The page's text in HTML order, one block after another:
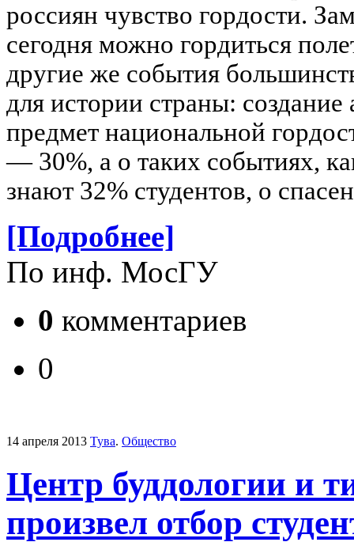
россиян чувство гордости.
сегодня можно гордиться
другие же события
для истории страны:
предмет национальной
— 30%, а о таких событиях,
знают 32% студентов, о
[Подробнее]
По инф. МосГУ
0 комментариев
0
14 апреля 2013 Тува. Общество
Центр буддологии и
произвел отбор